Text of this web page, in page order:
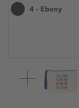
4 - Ebony
1 kos